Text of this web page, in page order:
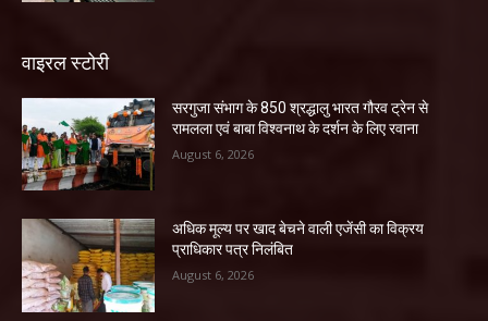
वाइरल स्टोरी
सरगुजा संभाग के 850 श्रद्धालु भारत गौरव ट्रेन से
रामलला एवं बाबा विश्वनाथ के दर्शन के लिए रवाना
August 6, 2026
अधिक मूल्य पर खाद बेचने वाली एजेंसी का विक्रय
प्राधिकार पत्र निलंबित
August 6, 2026